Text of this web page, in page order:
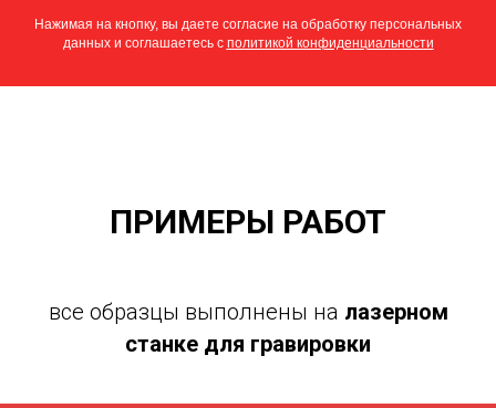
Нажимая на кнопку, вы даете согласие на обработку персональных
данных и соглашаетесь c политикой конфиденциальности
ПРИМЕРЫ РАБОТ
все образцы выполнены на лазерном
станке для гравировки